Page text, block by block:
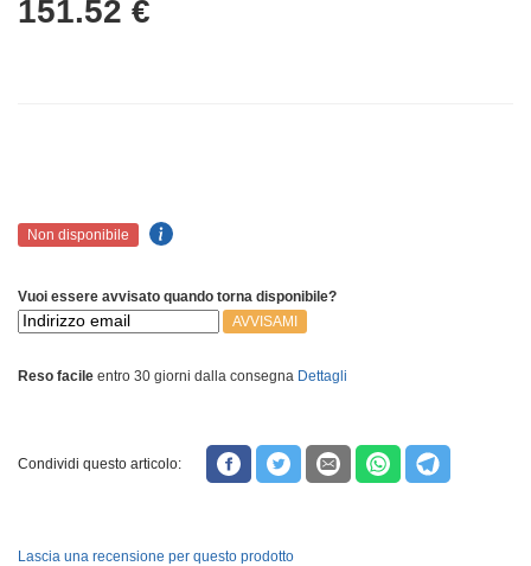
151.52 €
Non disponibile
Vuoi essere avvisato quando torna disponibile?
AVVISAMI
Reso facile entro 30 giorni dalla consegna Dettagli
Condividi questo articolo:
Lascia una recensione per questo prodotto